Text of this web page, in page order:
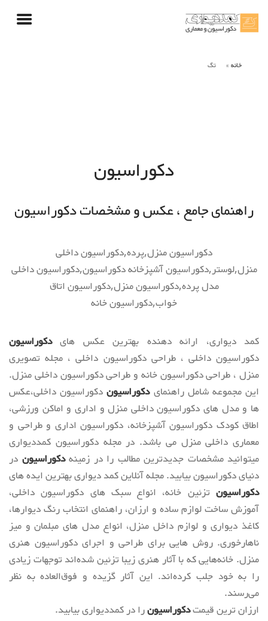
خانه تگ
دکوراسیون
راهنمای جامع ، عکس و مشخصات دکوراسیون
دکوراسیون منزل,پرده,دکوراسیون داخلی
منزل,لوستر,دکوراسیون آشپزخانه دکوراسیون,دکوراسیون داخلی
مدل پرده,دکوراسیون منزل,دکوراسیون اتاق
خواب,دکوراسیون خانه
کمد دیواری، ارائه دهنده بهترین عکس هایدکوراسیون
دکوراسیون داخلی ، طراحی دکوراسیون داخلی ، مجله تصویری
منزل ، طراحی دکوراسیون خانه و طراحی دکوراسیون داخلی منزل.
این مجموعه شامل راهنمایدکوراسیوندکوراسیون داخلی،عکس
ها و مدل های دکوراسیون داخلی منزل و اداری و اماکن ورزشی،
اطاق کودک دکوراسیون آشپزخانه، دکوراسیون اداری و طراحی و
معماری داخلی منزل می باشد. در مجله دکوراسیون کمددیواری
میتوانید مشخصات جدیدترین مطالب را در زمینهدکوراسیون در
دنیای دکوراسیون بیابید. مجله آنلاین کمد دیواری بهترین ایده های
دکوراسیون تزئین خانه، انواع سبک های دکوراسیون داخلی،
آموزش ساخت لوازم ساده و ارزان، راهنمای انتخاب رنگ دیوارها،
کاغذ دیواری و لوازم داخل منزل، انواع مدل های مبلمان و میز
ناهارخوری. روش هایی برای طراحی و اجرای دکوراسیون هنری
منزل. خانه‌هایی که با آثار هنری زیبا تزئین شده‌اند توجهات زیادی
را به خود جلب کرده‌اند. این آثار گزیده و فوق‌العاده به نظر
می‌رسند.
ارزان ترین قیمتدکوراسیونرا در کمددیواری بیابید.